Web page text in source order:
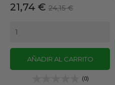
Precio
21,74 € Precio
24,15 €
AÑADIR AL CARRITO
(0)